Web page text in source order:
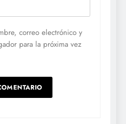
correo electrónico y
para la próxima vez